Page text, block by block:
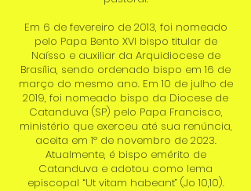
Em 6 de fevereiro de 2013, foi nomeado
pelo Papa Bento XVI bispo titular de
Naísso e auxiliar da Arquidiocese de
Brasília, sendo ordenado bispo em 16 de
março do mesmo ano. Em 10 de julho de
2019, foi nomeado bispo da Diocese de
Catanduva (SP) pelo Papa Francisco,
ministério que exerceu até sua renúncia,
aceita em 1º de novembro de 2023.
Atualmente, é bispo emérito de
Catanduva e adotou como lema
episcopal “Ut vitam habeant” (Jo 10,10).